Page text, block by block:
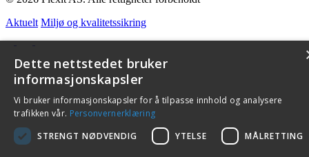
Aktuelt Miljø og kvalitetssikring
Dette nettstedet bruker
informasjonskapsler
Vi bruker informasjonskapsler for å tilpasse innhold og analysere
trafikken vår. Personvernerklæring
STRENGT NØDVENDIG
YTELSE MÅLRETTING